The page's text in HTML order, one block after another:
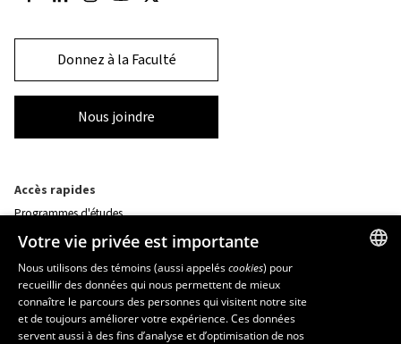
Donnez à la Faculté
Nous joindre
Accès rapides
Programmes d'études
Nos départements et école
Foire aux questions
Ressources
monPortail
Votre vie privée est importante
Nous utilisons des témoins (aussi appeléscookies) pour
recueillir des données qui nous permettent de mieux
connaître le parcours des personnes qui visitent notre site
et de toujours améliorer votre expérience. Ces données
servent aussi à des fins d’analyse et d’optimisation de nos